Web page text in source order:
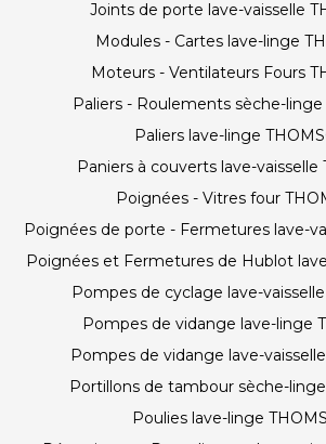
Joints de porte lave-vaisselle
Modules - Cartes lave-linge
Moteurs - Ventilateurs Fours
Paliers - Roulements sèche-linge
Paliers lave-linge
Paniers à couverts lave-vaisselle
Poignées - Vitres four
Poignées de porte - Fermetures lave-
Poignées et Fermetures de Hublot
Pompes de cyclage lave-
Pompes de vidange lave-linge
Pompes de vidange lave-
Portillons de tambour sèche-
Poulies lave-linge